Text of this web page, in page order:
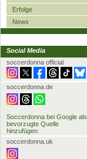
Erfolge
News
Social Media
soccerdonna official
soccerdonna.de
Soccerdonna bei Google als
bevorzugte Quelle
hinzufügen
soccerdonna.uk